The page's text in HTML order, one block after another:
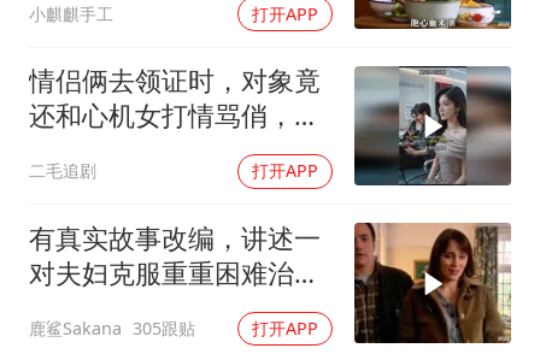
小麒麒手工 打开APP
情侣俩去领证时，对象竟
还和心机女打情骂俏，女
二毛追剧 打开APP
有真实故事改编，讲述一
对夫妇克服重重困难治疗
鹿鲨Sakana 305跟贴 打开APP